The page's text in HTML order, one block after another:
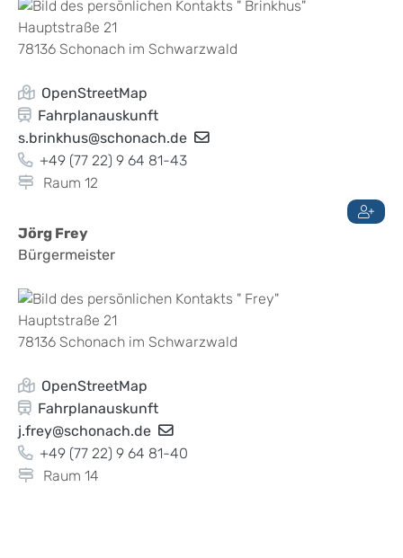
Hauptstraße 21
78136 Schonach im Schwarzwald
OpenStreetMap
Fahrplanauskunft
s.brinkhus@schonach.de
+49 (77 22) 9 64 81-43
Raum 12
Jörg Frey
Bürgermeister
Hauptstraße 21
78136 Schonach im Schwarzwald
OpenStreetMap
Fahrplanauskunft
j.frey@schonach.de
+49 (77 22) 9 64 81-40
Raum 14